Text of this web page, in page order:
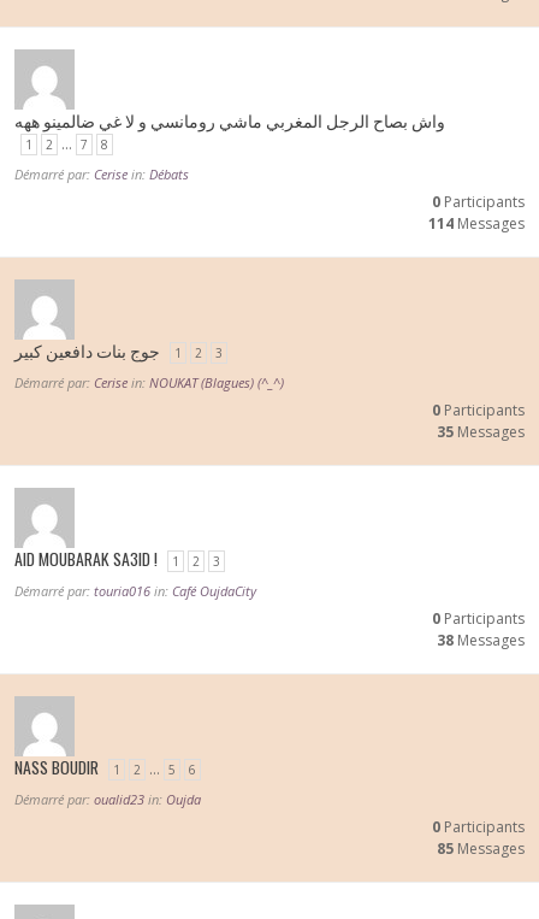
واش بصاح الرجل المغربي ماشي رومانسي و لا غي ضالمينو ههه
1 2 … 7 8
Démarré par: Cerise in: Débats
0 Participants
114 Messages
جوج بنات دافعين كبير 1 2 3
Démarré par: Cerise in: NOUKAT (Blagues) (^_^)
0 Participants
35 Messages
AID MOUBARAK SA3ID ! 1 2 3
Démarré par: touria016 in: Café OujdaCity
0 Participants
38 Messages
NASS BOUDIR 1 2 … 5 6
Démarré par: oualid23 in: Oujda
0 Participants
85 Messages